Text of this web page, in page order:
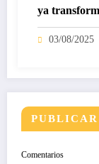
ya
mundo
03/08/2025
Comentarios